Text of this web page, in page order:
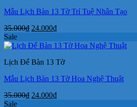
Mẫu Lịch Bàn 13 Tờ Trí Tuệ Nhân Tạo
35.000₫ Giá
là:
24.000₫Giá
tại
24.000₫.
Sale
Lịch Để Bàn 13 Tờ
Mẫu Lịch Bàn 13 Tờ Hoa Nghệ Thuật
35.000₫ Giá
24.000₫Giá
Sale